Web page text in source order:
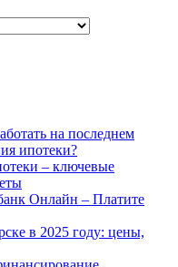
на последнем
ипотеки?
– ключевые
Онлайн – Платите
в 2025 году: цены,